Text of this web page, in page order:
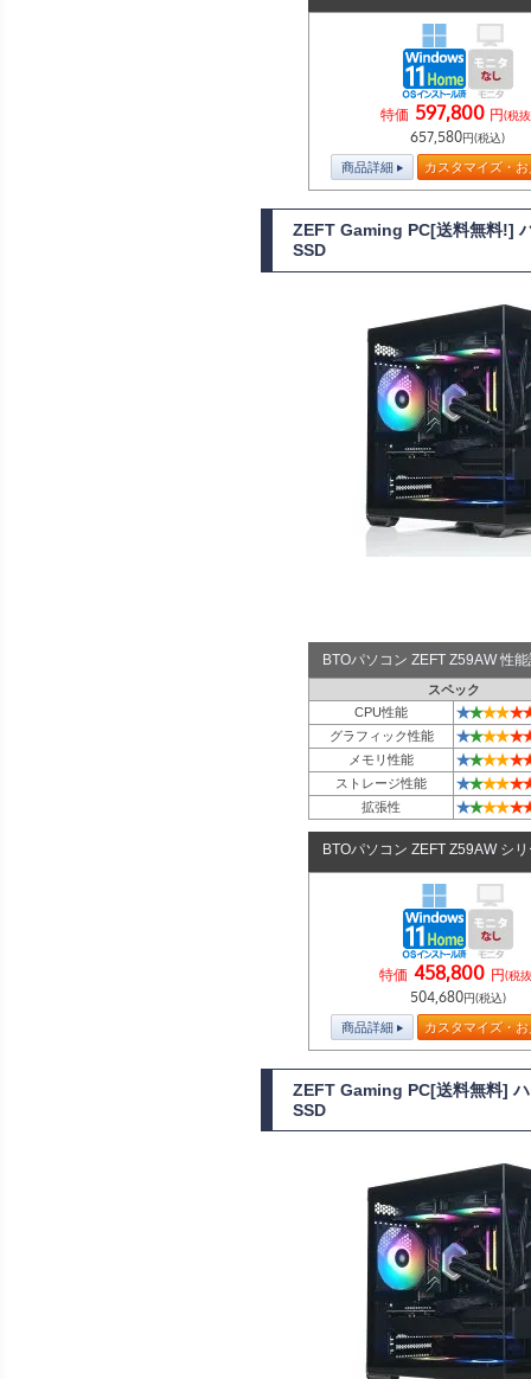
特価 597,800 円(税
657,580円(税込)
商品詳細 カスタマイズ・
ZEFT Gaming PC[送料無料!]
SSD
BTOパソコン ZEFT Z59AW 性
スペック
CPU性能
★★★★★
グラフィック性能 ★★★★★
メモリ性能 ★★★★★
ストレージ性能 ★★★★★
拡張性 ★★★★★
BTOパソコン ZEFT Z59AW シ
特価 458,800 円(税
504,680円(税込)
商品詳細 カスタマイズ・
ZEFT Gaming PC[送料無料]
SSD